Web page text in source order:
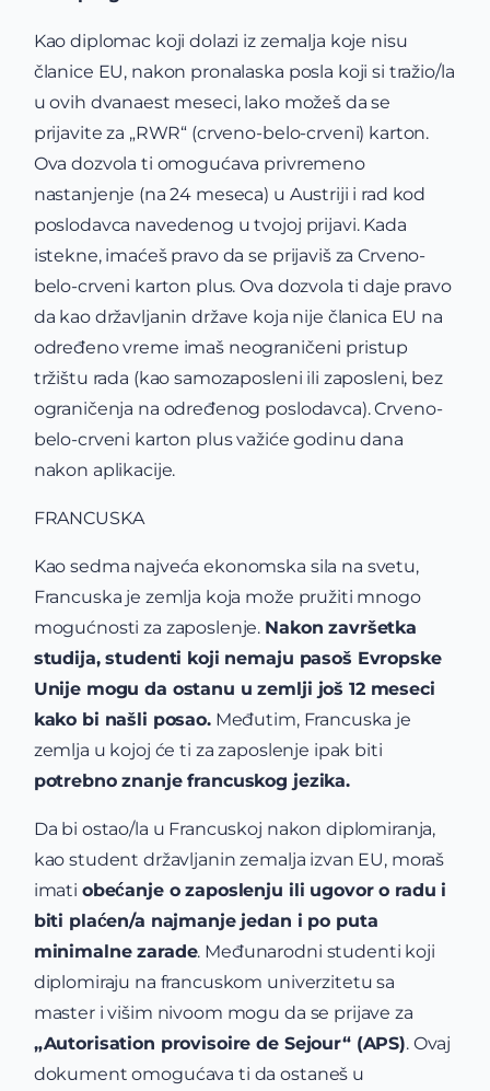
Kao diplomac koji dolazi iz zemalja koje nisu
članice EU, nakon pronalaska posla koji si tražio/la
u ovih dvanaest meseci, lako možeš da se
prijavite za „RWR“ (crveno-belo-crveni) karton.
Ova dozvola ti omogućava privremeno
nastanjenje (na 24 meseca) u Austriji i rad kod
poslodavca navedenog u tvojoj prijavi. Kada
istekne, imaćeš pravo da se prijaviš za Crveno-
belo-crveni karton plus. Ova dozvola ti daje pravo
da kao državljanin države koja nije članica EU na
određeno vreme imaš neograničeni pristup
tržištu rada (kao samozaposleni ili zaposleni, bez
ograničenja na određenog poslodavca). Crveno-
belo-crveni karton plus važiće godinu dana
nakon aplikacije.
FRANCUSKA
Kao sedma najveća ekonomska sila na svetu,
Francuska je zemlja koja može pružiti mnogo
mogućnosti za zaposlenje. Nakon završetka
studija, studenti koji nemaju pasoš Evropske
Unije mogu da ostanu u zemlji još 12 meseci
kako bi našli posao.Međutim, Francuska je
zemlja u kojoj će ti za zaposlenje ipak biti
potrebno znanje francuskog jezika.
Da bi ostao/la u Francuskoj nakon diplomiranja,
kao student državljanin zemalja izvan EU, moraš
imati obećanje o zaposlenju ili ugovor o radu i
biti plaćen/a najmanje jedan i po puta
minimalne zarade. Međunarodni studenti koji
diplomiraju na francuskom univerzitetu sa
master i višim nivoom mogu da se prijave za
„Autorisation provisoire de Sejour“ (APS). Ovaj
dokument omogućava ti da ostaneš u